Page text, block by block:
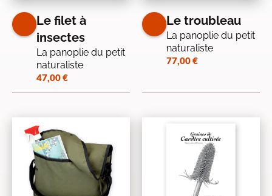
Le filet à
insectes
La panoplie du petit
naturaliste
47,00€
Le troubleau
La panoplie du petit
naturaliste
77,00€